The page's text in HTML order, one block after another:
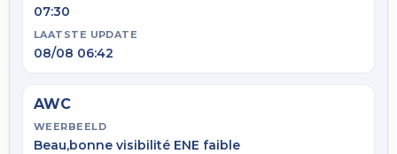
07:30
LAATSTE UPDATE
08/08 06:42
AWC
WEERBEELD
Beau,bonne visibilité ENE faible